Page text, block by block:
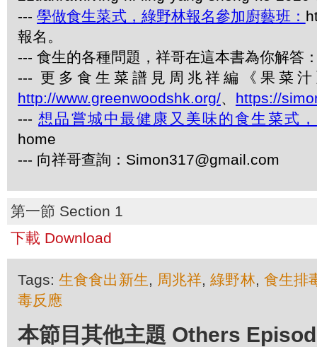
---學做食生菜式，綠野林報名參加廚藝班：
報名。
--- 食生的各種問題，祥哥在這本書為你解答
--- 更多食生菜譜見周兆祥編《果菜
http://www.greenwoodshk.org/、 https://
---想品嘗城中最健康又美味的食生菜式
home
--- 向祥哥查詢：Simon317@gmail.com
第一節 Section 1
下載 Download
Tags:生食食出新生, 周兆祥,綠野林, 食生排
毒反應
本節目其他主題 Others